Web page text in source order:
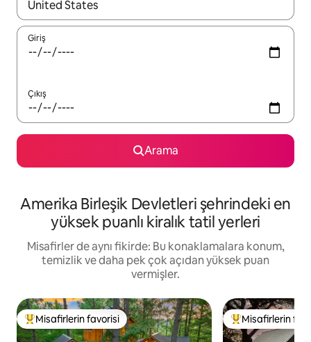
Sonuçlar kullanılabilir olduğunda yukarı ve aşağı oklarıyla
Giriş
Çıkış
Arama
Amerika Birleşik Devletleri şehrindeki en
yüksek puanlı kiralık tatil yerleri
Misafirler de aynı fikirde: Bu konaklamalara konum,
temizlik ve daha pek çok açıdan yüksek puan
vermişler.
Misafirlerin favorilerinden en beğenilenler arasında
Misafirlerin favorisi Misafirlerin
Misafirlerin